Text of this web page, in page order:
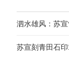
泗水雄风：苏
苏宣刻青田石